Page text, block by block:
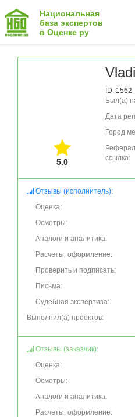
Национальная
база экспертов
в Оценке ру
5.0
ID: 1562
Был(а)
Дата
Город
ссылка:
Отзывы (исполнитель):
Оценка:
Осмотры:
Аналоги и аналитика:
Расчеты, оформление:
Проверить и подписать:
Письма:
Судебная экспертиза:
Выполнил(а) проектов:
Отзывы (заказчик):
Оценка:
Осмотры:
Аналоги и аналитика:
Расчеты, оформление: